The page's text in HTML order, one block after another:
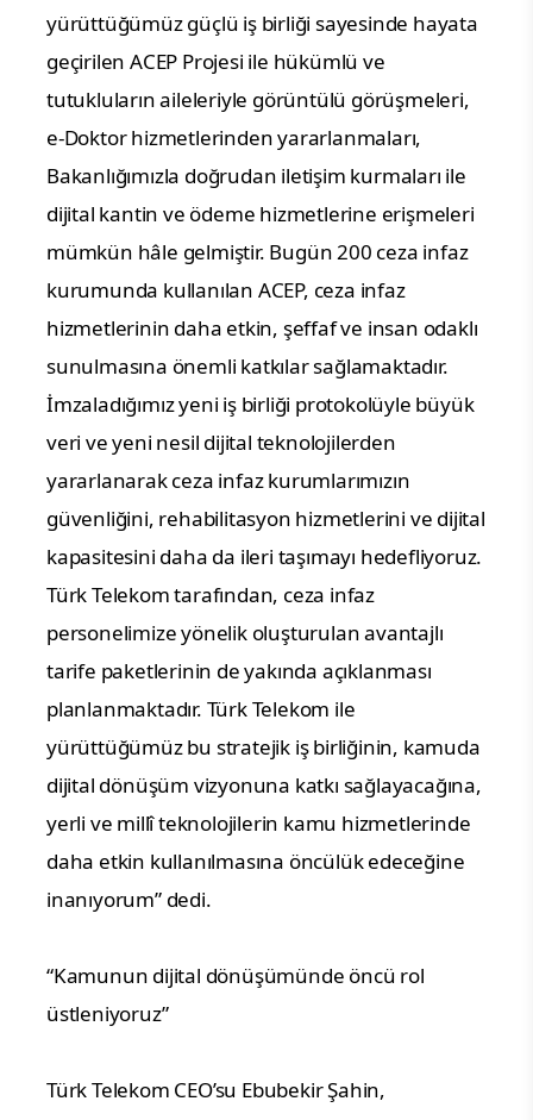
yürüttüğümüz güçlü iş birliği sayesinde hayata
geçirilen ACEP Projesi ile hükümlü ve
tutukluların aileleriyle görüntülü görüşmeleri,
e-Doktor hizmetlerinden yararlanmaları,
Bakanlığımızla doğrudan iletişim kurmaları ile
dijital kantin ve ödeme hizmetlerine erişmeleri
mümkün hâle gelmiştir. Bugün 200 ceza infaz
kurumunda kullanılan ACEP, ceza infaz
hizmetlerinin daha etkin, şeffaf ve insan odaklı
sunulmasına önemli katkılar sağlamaktadır.
İmzaladığımız yeni iş birliği protokolüyle büyük
veri ve yeni nesil dijital teknolojilerden
yararlanarak ceza infaz kurumlarımızın
güvenliğini, rehabilitasyon hizmetlerini ve dijital
kapasitesini daha da ileri taşımayı hedefliyoruz.
Türk Telekom tarafından, ceza infaz
personelimize yönelik oluşturulan avantajlı
tarife paketlerinin de yakında açıklanması
planlanmaktadır. Türk Telekom ile
yürüttüğümüz bu stratejik iş birliğinin, kamuda
dijital dönüşüm vizyonuna katkı sağlayacağına,
yerli ve millî teknolojilerin kamu hizmetlerinde
daha etkin kullanılmasına öncülük edeceğine
inanıyorum” dedi.
“Kamunun dijital dönüşümünde öncü rol
üstleniyoruz”
Türk Telekom CEO’su Ebubekir Şahin,